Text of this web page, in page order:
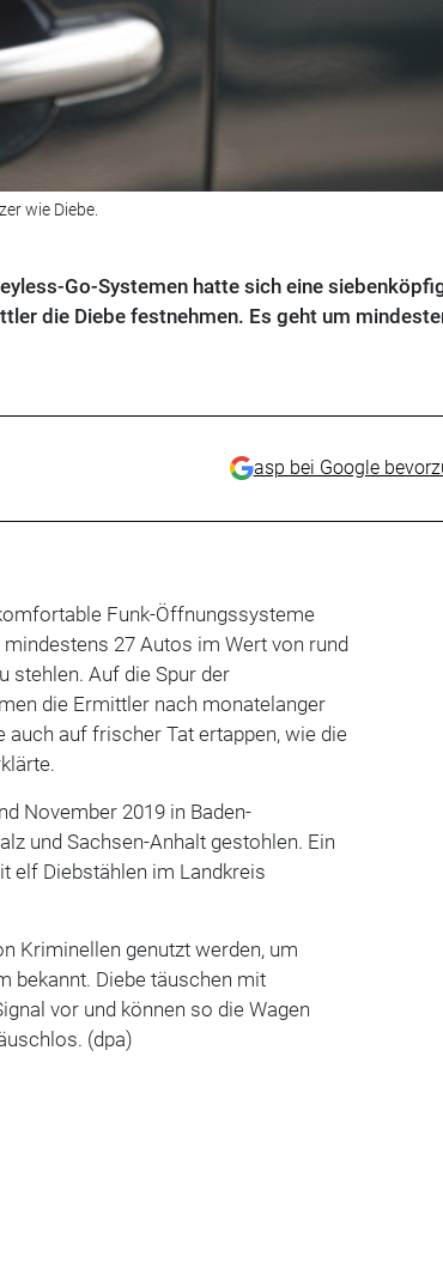
wie Diebe.
Go-Systemen hatte sich eine
die Diebe festnehmen. Es geht um
asp bei Google
Funk-Öffnungssysteme
27 Autos im Wert von rund
stehlen. Auf die Spur der
die Ermittler nach monatelanger
auf frischer Tat ertappen, wie die
November 2019 in Baden-
und Sachsen-Anhalt gestohlen. Ein
elf Diebstählen im Landkreis
Kriminellen genutzt werden, um
bekannt. Diebe täuschen mit
vor und können so die Wagen
(dpa)